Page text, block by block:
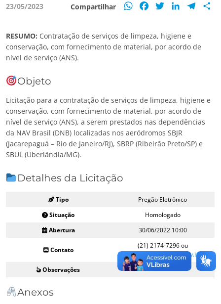
23/05/2023 Compartilhar WhatsApp
FacebookTwitterLinkedIn
RESUMO: Contratação de serviços de limpeza, higiene e
conservação, com fornecimento de material, por acordo de
nível de serviço (ANS).
Objeto
Licitação para a contratação de serviços de limpeza, higiene e
conservação, com fornecimento de material, por acordo de
nível de serviço (ANS), a serem prestados nas dependências
da NAV Brasil (DNB) localizadas nos aeródromos SBJR
(Jacarepaguá – Rio de Janeiro/RJ), SBRP (Ribeirão Preto/SP) e
SBUL (Uberlândia/MG).
Detalhes da Licitação
Tipo
Pregão Eletrônico
Situação
Homologado
Abertura
30/06/2022 10:00
Contato
(21) 2174-7296 ou
licitacoes@navbrasil.gov.br
Observações
–
Anexos